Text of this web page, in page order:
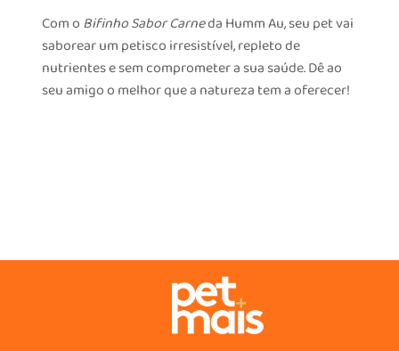
Com o Bifinho Sabor Carneda Humm Au, seu pet vai
saborear um petisco irresistível, repleto de
nutrientes e sem comprometer a sua saúde. Dê ao
seu amigo o melhor que a natureza tem a oferecer!